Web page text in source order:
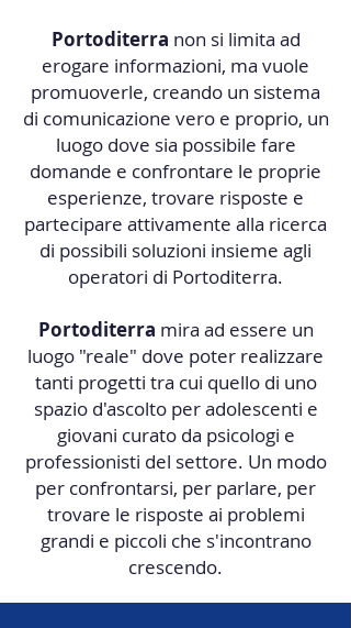
Portoditerra non si limita ad
erogare informazioni, ma vuole
promuoverle, creando un sistema
di comunicazione vero e proprio, un
luogo dove sia possibile fare
domande e confrontare le proprie
esperienze, trovare risposte e
partecipare attivamente alla ricerca
di possibili soluzioni insieme agli
operatori di Portoditerra.
Portoditerra mira ad essere un
luogo "reale" dove poter realizzare
tanti progetti tra cui quello di uno
spazio d'ascolto per adolescenti e
giovani curato da psicologi e
professionisti del settore. Un modo
per confrontarsi, per parlare, per
trovare le risposte ai problemi
grandi e piccoli che s'incontrano
crescendo.